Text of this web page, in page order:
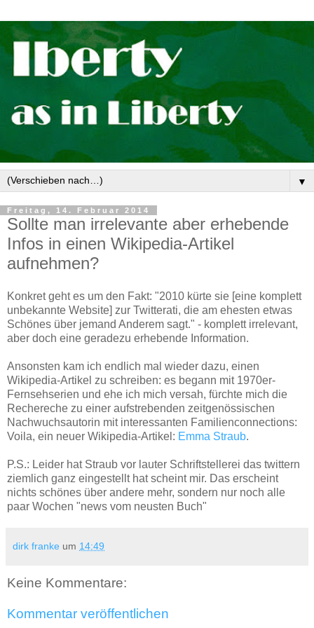
▼
Freitag, 14. Februar 2014
Sollte man irrelevante aber erhebende
Infos in einen Wikipedia-Artikel
aufnehmen?
Konkret geht es um den Fakt: "2010 kürte sie [eine komplett
unbekannte Website] zur Twitterati, die am ehesten etwas
Schönes über jemand Anderem sagt." - komplett irrelevant,
aber doch eine geradezu erhebende Information.
Ansonsten kam ich endlich mal wieder dazu, einen
Wikipedia-Artikel zu schreiben: es begann mit 1970er-
Fernsehserien und ehe ich mich versah, fürchte mich die
Rechereche zu einer aufstrebenden zeitgenössischen
Nachwuchsautorin mit interessanten Familienconnections:
Voila, ein neuer Wikipedia-Artikel: Emma Straub.
P.S.: Leider hat Straub vor lauter Schriftstellerei das twittern
ziemlich ganz eingestellt hat scheint mir. Das erscheint
nichts schönes über andere mehr, sondern nur noch alle
paar Wochen "news vom neusten Buch"
dirk franke um 14:49
Keine Kommentare:
Kommentar veröffentlichen